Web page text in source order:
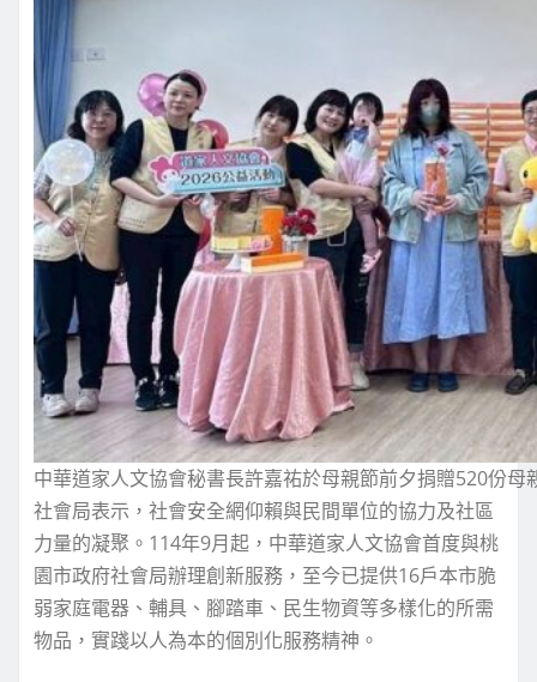
中華道家人文協會秘書長許嘉祐於母親節前夕捐贈520份母
社會局表示，社會安全網仰賴與民間單位的協力及社區
力量的凝聚。114年9月起，中華道家人文協會首度與桃
園市政府社會局辦理創新服務，至今已提供16戶本市脆
弱家庭電器、輔具、腳踏車、民生物資等多樣化的所需
物品，實踐以人為本的個別化服務精神。